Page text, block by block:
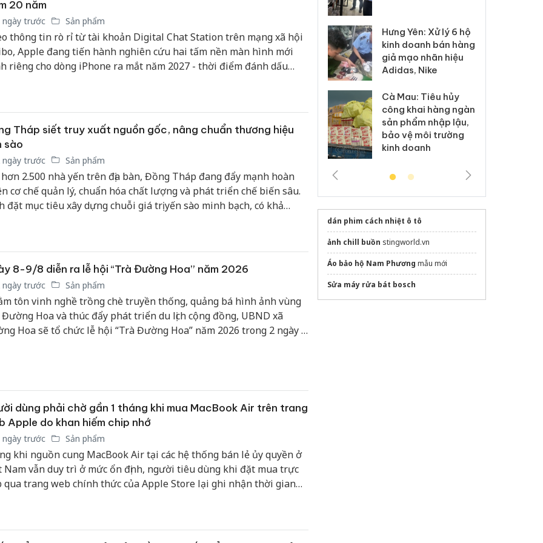
20 năm
ngày trước Sản phẩm
thông tin rò rỉ từ tài khoản Digital Chat Station trên mạng xã hội
Apple đang tiến hành nghiên cứu hai tấm nền màn hình mới
riêng cho dòng iPhone ra mắt năm 2027 - thời điểm đánh dấu
viền được thu nhỏ tối đa và tích hợp công nghệ Face ID ẩn dưới
hình.Tháp siết truy xuất nguồn gốc, nâng chuẩn thương hiệu
sào
ngày trước Sản phẩm
2.500 nhà yến trên địa bàn, Đồng Tháp đang đẩy mạnh hoàn
cơ chế quản lý, chuẩn hóa chất lượng và phát triển chế biến sâu.
đặt mục tiêu xây dựng chuỗi giá trị yến sào minh bạch, có khả
8-9/8 diễn ra lễ hội “Trà Đường Hoa” năm 2026
ngày trước Sản phẩm
tôn vinh nghề trồng chè truyền thống, quảng bá hình ảnh vùng
Đường Hoa và thúc đẩy phát triển du lịch cộng đồng, UBND xã
Hoa sẽ tổ chức lễ hội “Trà Đường Hoa” năm 2026 trong 2 ngày 8
dùng phải chờ gần 1 tháng khi mua MacBook Air trên trang
Apple do khan hiếm chip nhớ
ngày trước Sản phẩm
khi nguồn cung MacBook Air tại các hệ thống bán lẻ ủy quyền ở
Nam vẫn duy trì ở mức ổn định, người tiêu dùng khi đặt mua trực
qua trang web chính thức của Apple Store lại ghi nhận thời gian
Thanh Hóa: Tìm bị
hại trong vụ án buôn
bán bình sữa
Moyuum giả
chủ mưu đường dây
bán hàng giả tại Phú
Quốc ra đầu thú
Hưng Yên: Xử lý 6 hộ
kinh doanh bán hàng
giả mạo nhãn hiệu
Adidas, Nike
Cà Mau: Tiêu hủy
công khai hàng ngàn
sản phẩm nhập lậu,
bảo vệ môi trường
kinh doanh
dán phim cách nhiệt ô tô
ảnh chill buồn stingworld.vn
Áo bảo hộ Nam Phương mẫu mới
Sửa máy rửa bát bosch